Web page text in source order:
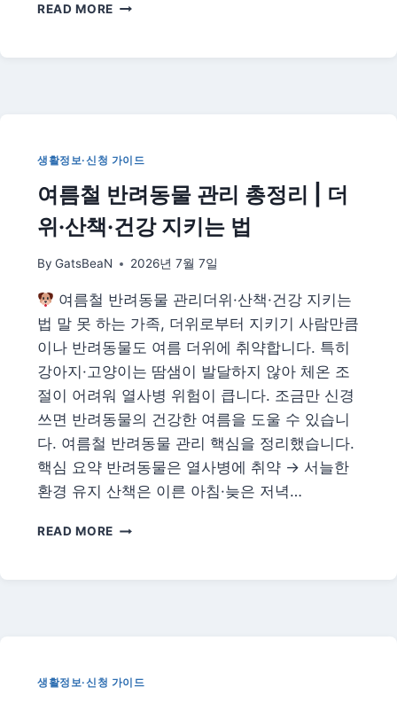
READ MORE
예
|
상
·
원
과
무
실
·
집
에
서
관
하
는
법
생활정보·신청 가이드
여름철 반려동물 관리 총정리 | 더
위·산책·건강 지키는 법
By GatsBeaN 2026년 7월 7일
여름철 반려동물 관리더위·산책·건강 지키는
법 말 못 하는 가족, 더위로부터 지키기 사람만큼
이나 반려동물도 여름 더위에 취약합니다. 특히
강아지·고양이는 땀샘이 발달하지 않아 체온 조
절이 어려워 열사병 위험이 큽니다. 조금만 신경
쓰면 반려동물의 건강한 여름을 도울 수 있습니
다. 여름철 반려동물 관리 핵심을 정리했습니다.
핵심 요약 반려동물은 열사병에 취약 → 서늘한
환경 유지 산책은 이른 아침·늦은 저녁…
READ MORE 여
반
리
생활정보·신청 가이드